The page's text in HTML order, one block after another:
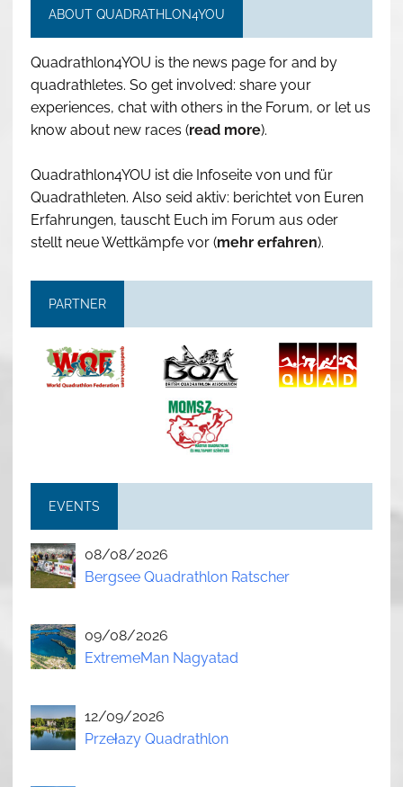
ABOUT QUADRATHLON4YOU
Quadrathlon4YOU is the news page for and by
quadrathletes. So get involved: share your
experiences, chat with others in the Forum, or let us
know about new races (read more).
Quadrathlon4YOU ist die Infoseite von und für
Quadrathleten. Also seid aktiv: berichtet von Euren
Erfahrungen, tauscht Euch im Forum aus oder
stellt neue Wettkämpfe vor (mehr erfahren).
PARTNER
EVENTS
08/08/2026
Bergsee Quadrathlon Ratscher
09/08/2026
ExtremeMan Nagyatad
12/09/2026
Przełazy Quadrathlon